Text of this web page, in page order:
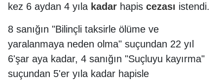
kez 6 aydan 4 yıla kadar hapis cezası istendi.
8 sanığın "Bilinçli taksirle ölüme ve
yaralanmaya neden olma" suçundan 22 yıl
6'şar aya kadar, 4 sanığın "Suçluyu kayırma"
suçundan 5'er yıla kadar hapisle